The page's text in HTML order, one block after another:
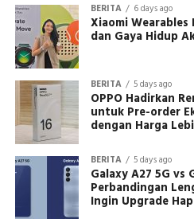
BERITA 6 days ago
Xiaomi
dan Gaya Hidup
BERITA 5 days ago
OPPO Hadirkan
untuk Pre-order
dengan Harga
BERITA 5 days ago
Galaxy A27 5G vs
Perbandingan
Ingin Upgrade